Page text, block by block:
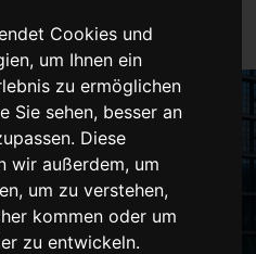
Cookies und
um Ihnen ein
zu ermöglichen
Sie sehen, besser an
Diese
wir außerdem, um
um zu verstehen,
kommen oder um
zu entwickeln.